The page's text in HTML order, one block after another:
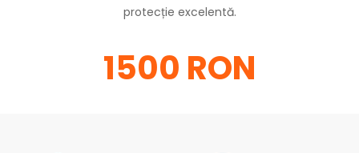
protecție excelentă.
1500 RON